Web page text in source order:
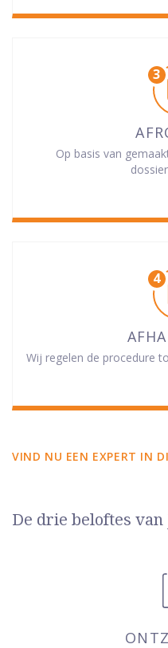
Op basis van
Wij regelen de procedure
VIND NU EEN EXPERT IN
De drie beloftes van